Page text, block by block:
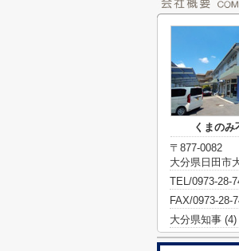
くまのみ
〒877-0082
大分県日田市
TEL/0973-28-
FAX/0973-28-
大分県知事